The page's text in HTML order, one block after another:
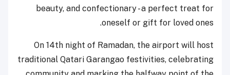
beauty, and confectionary - a perfect treat for
oneself or gift for loved ones.
On 14th night of Ramadan, the airport will host
traditional Qatari Garangao festivities, celebrating